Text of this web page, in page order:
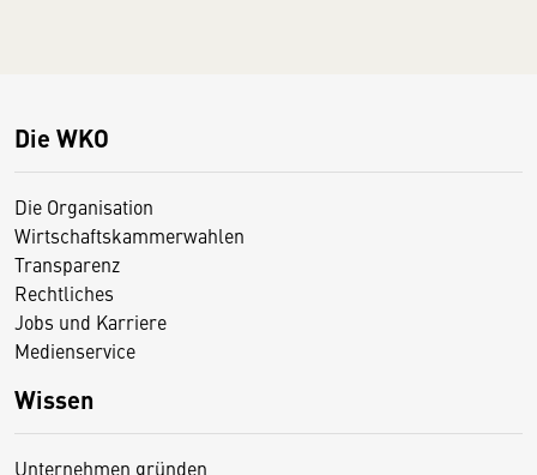
Die WKO
Die Organisation
Wirtschaftskammerwahlen
Transparenz
Rechtliches
Jobs und Karriere
Medienservice
Wissen
Unternehmen gründen